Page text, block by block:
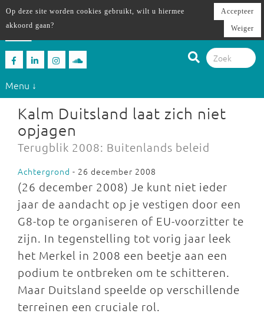
Menu ↓
Kalm Duitsland laat zich niet
opjagen
Terugblik 2008: Buitenlands beleid
Achtergrond - 26 december 2008
(26 december 2008) Je kunt niet ieder
jaar de aandacht op je vestigen door een
G8-top te organiseren of EU-voorzitter te
zijn. In tegenstelling tot vorig jaar leek
het Merkel in 2008 een beetje aan een
podium te ontbreken om te schitteren.
Maar Duitsland speelde op verschillende
terreinen een cruciale rol.
Op deze site worden cookies gebruikt, wilt u hiermee
akkoord gaan?
Accepteer
Weiger